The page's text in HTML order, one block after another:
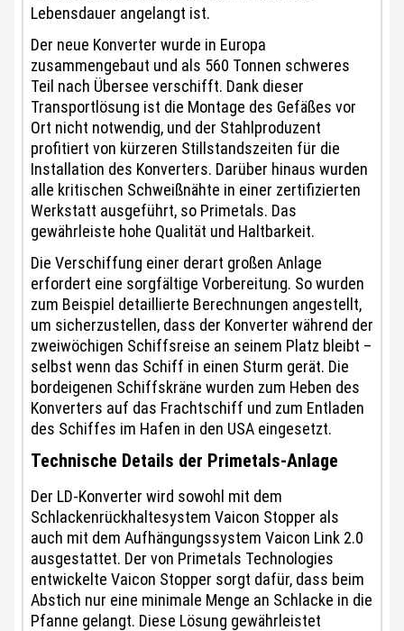
Lebensdauer angelangt ist.
Der neue Konverter wurde in Europa
zusammengebaut und als 560 Tonnen schweres
Teil nach Übersee verschifft. Dank dieser
Transportlösung ist die Montage des Gefäßes vor
Ort nicht notwendig, und der Stahlproduzent
profitiert von kürzeren Stillstandszeiten für die
Installation des Konverters. Darüber hinaus wurden
alle kritischen Schweißnähte in einer zertifizierten
Werkstatt ausgeführt, so Primetals. Das
gewährleiste hohe Qualität und Haltbarkeit.
Die Verschiffung einer derart großen Anlage
erfordert eine sorgfältige Vorbereitung. So wurden
zum Beispiel detaillierte Berechnungen angestellt,
um sicherzustellen, dass der Konverter während der
zweiwöchigen Schiffsreise an seinem Platz bleibt –
selbst wenn das Schiff in einen Sturm gerät. Die
bordeigenen Schiffskräne wurden zum Heben des
Konverters auf das Frachtschiff und zum Entladen
des Schiffes im Hafen in den USA eingesetzt.
Technische Details der Primetals-Anlage
Der LD-Konverter wird sowohl mit dem
Schlackenrückhaltesystem Vaicon Stopper als
auch mit dem Aufhängungssystem Vaicon Link 2.0
ausgestattet. Der von Primetals Technologies
entwickelte Vaicon Stopper sorgt dafür, dass beim
Abstich nur eine minimale Menge an Schlacke in die
Pfanne gelangt. Diese Lösung gewährleistet